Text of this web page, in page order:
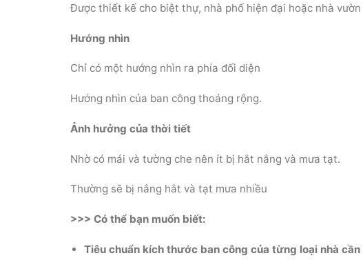
Được thiết kế cho biệt thự, nhà phố hiện đại hoặc nhà
Hướng nhìn
Chỉ có một hướng nhìn ra phía đối diện
Hướng nhìn của ban công thoáng rộng.
Ảnh hưởng của thời tiết
Nhờ có mái và tường che nên ít bị hắt nắng và mưa tạt.
Thường sẽ bị nắng hắt và tạt mưa nhiều
>>> Có thể bạn muốn biết:
Tiêu chuẩn kích thước ban công của từng loại nhà